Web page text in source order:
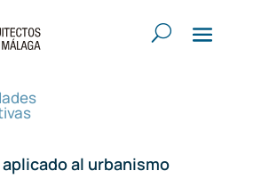
aplicado al urbanismo